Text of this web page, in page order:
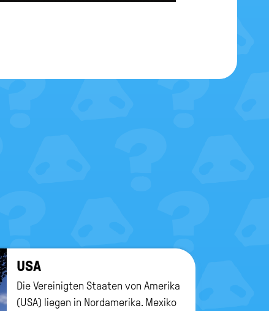
USA
Die Vereinigten Staaten von Amerika
(USA) liegen in Nordamerika. Mexiko